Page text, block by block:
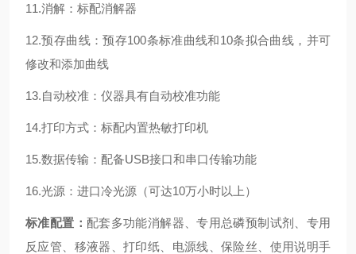
11.消解：标配消解器
12.预存曲线：预存100条标准曲线和10条拟合曲线，并可
修改和添加曲线
13.自动校准：仪器具有自动校准功能
14.打印方式：标配内置热敏打印机
15.数据传输：配备USB接口和串口传输功能
16.光源：进口冷光源（可达10万小时以上）
标准配置： 配套多功能消解器、专用总磷预制试剂、专用
反应管、移液器、打印纸、电源线、保险丝、使用说明手